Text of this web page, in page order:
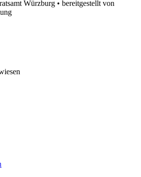
Würzburg • bereitgestellt von